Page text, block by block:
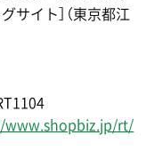
サイト］（東京都江
www.shopbiz.jp/rt/